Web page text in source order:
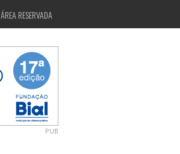
ÁREA RESERVADA
PUB